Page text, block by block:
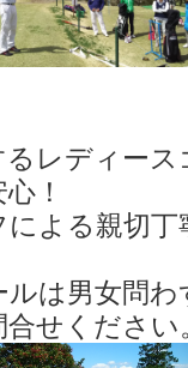
レディース
！
よる親切丁
は男女問わ
せください